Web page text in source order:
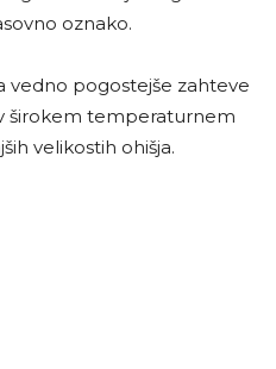
oznako.
vedno pogostejše zahteve
širokem temperaturnem
velikostih ohišja.